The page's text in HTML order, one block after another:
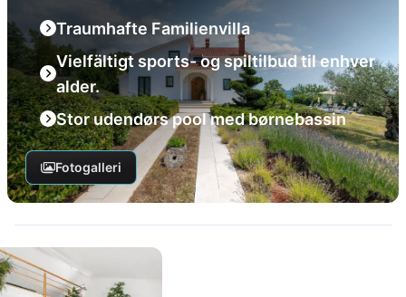
Traumhafte Familienvilla
Vielfältigt sports- og spiltilbud til enhver
alder.
Stor udendørs pool med børnebassin
Fotogalleri